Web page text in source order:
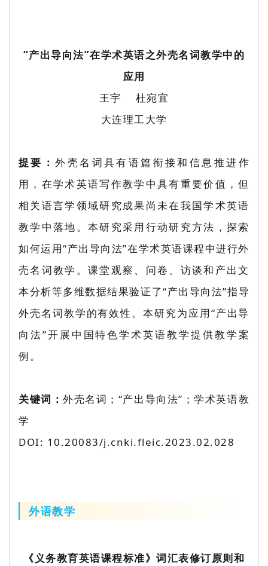
“产出导向法”在学术英语之外壳名词教学中的
应用
王宇 杜宛宜
大连理工大学
提要：外壳名词具有语篇衔接和信息推进作
用，在学术英语写作教学中具有重要价值，但
相关语言学领域研究成果尚未在我国学术英语
教学中落地。本研究采用行动研究方法，探索
如何运用“产出导向法”在学术英语课程中进行外
壳名词教学。课堂观察、问卷、访谈和产出文
本分析等多维数据结果验证了“产出导向法”指导
外壳名词教学的有效性。本研究为应用“产出导
向法”开展中国特色学术英语教学提供教学案
例。
关键词：外壳名词；“产出导向法”；学术英语教
学
DOI: 10.20083/j.cnki.fleic.2023.02.028
外语教学
《义务教育英语课程标准》词汇表修订原则和